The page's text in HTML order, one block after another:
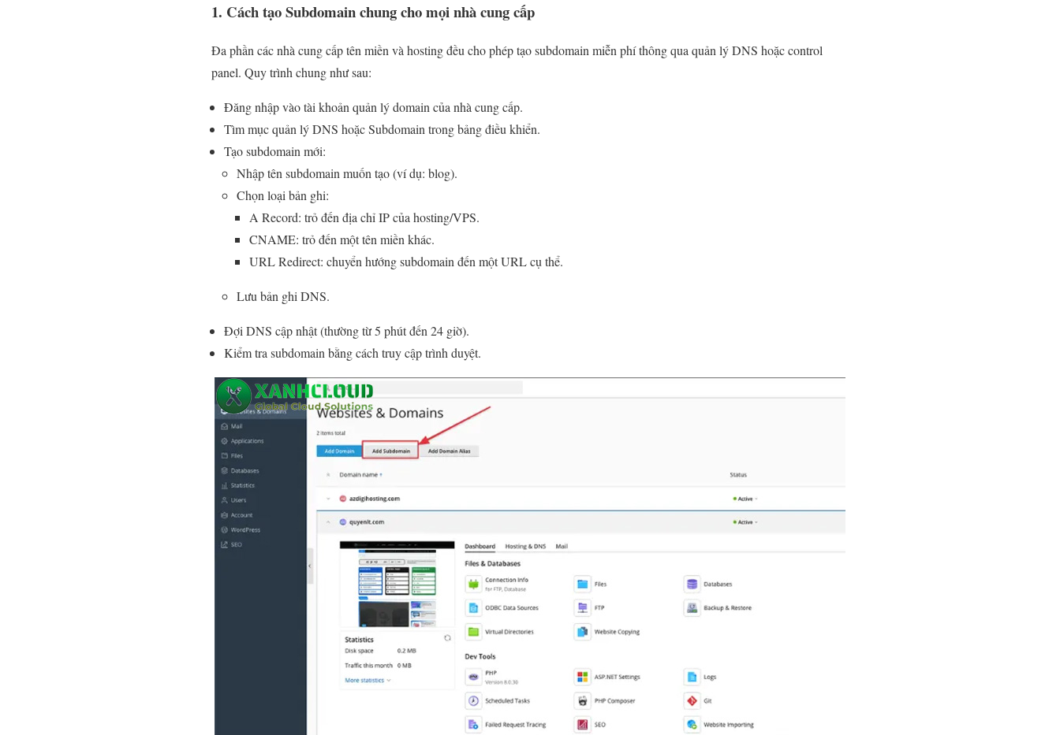
1. Cách tạo Subdomain chung cho mọi nhà cung cấp
Đa phần các nhà cung cấp tên miền và hosting đều cho phép tạo subdomain miễn phí thông qua quản lý DNS hoặc control
panel. Quy trình chung như sau:
Đăng nhập vào tài khoản quản lý domain của nhà cung cấp.
Tìm mục quản lý DNS hoặc Subdomain trong bảng điều khiển.
Tạo subdomain mới:
Nhập tên subdomain muốn tạo (ví dụ: blog).
Chọn loại bản ghi:
A Record: trỏ đến địa chỉ IP của hosting/VPS.
CNAME: trỏ đến một tên miền khác.
URL Redirect: chuyển hướng subdomain đến một URL cụ thể.
Lưu bản ghi DNS.
Đợi DNS cập nhật (thường từ 5 phút đến 24 giờ).
Kiểm tra subdomain bằng cách truy cập trình duyệt.